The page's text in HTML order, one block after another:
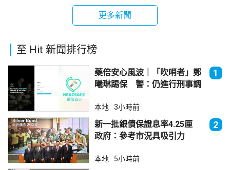
更多新聞
至 Hit 新聞排行榜
藥倍安心風波｜「吹哨者」鄭
曦琳踢保 警：仍進行刑事調
1
本地 3小時前
新一批銀債保證息率4.25厘
政府：參考市況具吸引力
2
本地 5小時前